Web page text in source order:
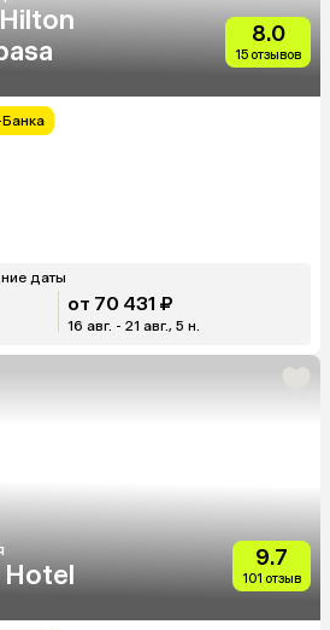
8.0
15 отзывов
даты
от 70 431 ₽
16 авг. - 21 авг., 5 н.
Hotel
9.7
101 отзыв